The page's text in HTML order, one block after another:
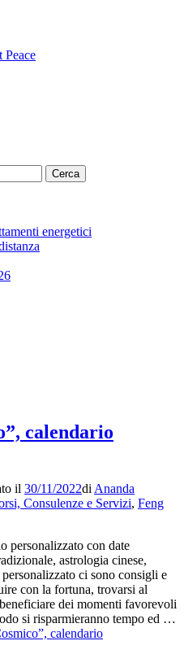
Peace
energetici
calendario
il 30/11/2022di Ananda
Consulenze e Servizi, Feng
personalizzato con date
astrologia cinese,
ci sono consigli e
con la fortuna, trovarsi al
dei momenti favorevoli
si risparmieranno tempo ed …
calendario